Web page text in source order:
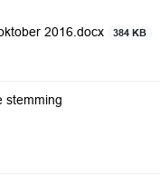
2016.docx
384 KB
stemming